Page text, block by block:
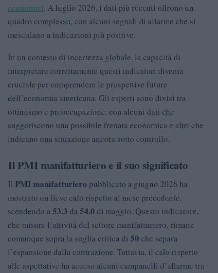
economici. A luglio 2026, i dati più recenti offrono un
quadro complesso, con alcuni segnali di allarme che si
mescolano a indicazioni più positive.
In un contesto di incertezza globale, la capacità di
interpretare correttamente questi indicatori diventa
cruciale per comprendere le prospettive future
dell’economia americana. Gli esperti sono divisi tra
ottimismo e preoccupazione, con alcuni dati che
suggeriscono una possibile frenata economica e altri che
indicano una situazione ancora sotto controllo.
Il PMI manifatturiero e il suo significato
Il PMI manifatturiero pubblicato a giugno 2026 ha
mostrato un lieve calo rispetto al mese precedente,
scendendo a 53.3 da 54.0 di maggio. Questo indicatore,
che misura l’attività del settore manifatturiero, rimane
comunque sopra la soglia critica di 50 che separa
l’espansione dalla contrazione. Tuttavia, il calo rispetto
alle aspettative ha acceso alcuni campanelli d’allarme tra